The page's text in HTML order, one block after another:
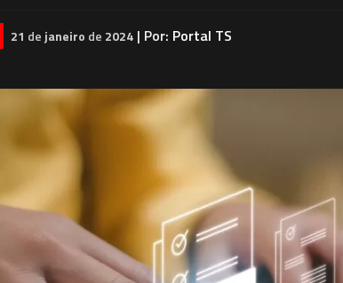
21 de janeiro de 2024 | Por: Portal TS